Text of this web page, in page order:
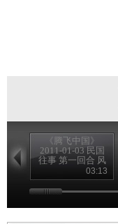
《腾飞中国》
2011-01-03 民国
往事 第一回合 风
雨飘摇季03:13